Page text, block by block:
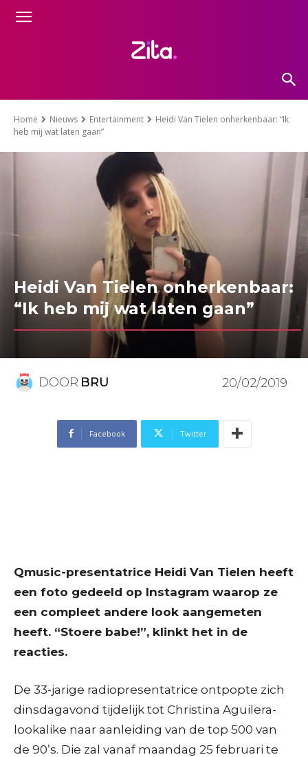
Home Nieuws Entertainment
Heidi Van Tielen onherkenbaar: “Ik
heb mij wat laten gaan”
Heidi Van Tielen onherkenbaar:
“Ik heb mij wat laten gaan”
DOOR BRU 20/02/2019
Facebook Twitter
Qmusic-presentatrice Heidi Van Tielen heeft
een foto gedeeld op Instagram waarop ze
een compleet andere look aangemeten
heeft. “Stoere babe!”, klinkt het in de
reacties.
De 33-jarige radiopresentatrice ontpopte zich
dinsdagavond tijdelijk tot Christina Aguilera-
lookalike naar aanleiding van de top 500 van
de 90’s. Die zal vanaf maandag 25 februari te